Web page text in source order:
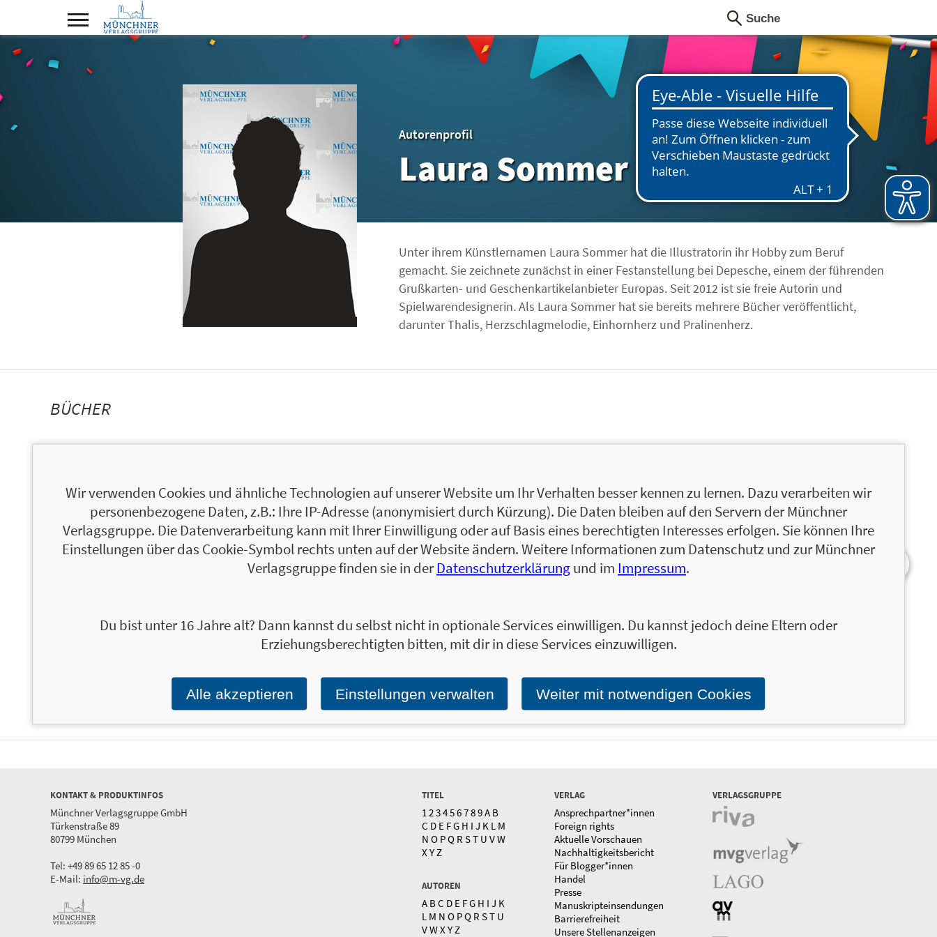
Autorenprofil
Laura Sommer
Unter ihrem Künstlernamen Laura Sommer hat die Illustratorin ihr Hobby zum Beruf
gemacht. Sie zeichnete zunächst in einer Festanstellung bei Depesche, einem der führenden
Grußkarten- und Geschenkartikelanbieter Europas. Seit 2012 ist sie freie Autorin und
Spielwarendesignerin. Als Laura Sommer hat sie bereits mehrere Bücher veröffentlicht,
darunter Thalis, Herzschlagmelodie, Einhornherz und Pralinenherz.
BÜCHER
KONTAKT & PRODUKTINFOS
Münchner Verlagsgruppe GmbH
Türkenstraße 89
80799 München
Tel: +49 89 65 12 85 -0
E-Mail: info@m-vg.de
TITEL
1 23456789A B
C D E FG H I J K L M
N O PQ R ST U VW
X Y Z
AUTOREN
A BC D E FG H I J K
L M N O PQ R ST U
VWX Y Z
VERLAG
Ansprechpartner*innen
Foreign rights
Aktuelle Vorschauen
Nachhaltigkeitsbericht
Für Blogger*innen
Handel
Presse
Manuskripteinsendungen
Barrierefreiheit
Unsere Stellenanzeigen
VERLAGSGRUPPE
Wir verwenden Cookies und ähnliche Technologien auf unserer Website um Ihr Verhalten besser kennen zu lernen. Dazu verarbeiten wir
personenbezogene Daten, z.B.: Ihre IP-Adresse (anonymisiert durch Kürzung). Die Daten bleiben auf den Servern der Münchner
Verlagsgruppe. Die Datenverarbeitung kann mit Ihrer Einwilligung oder auf Basis eines berechtigten Interesses erfolgen. Sie können Ihre
Einstellungen über das Cookie-Symbol rechts unten auf der Website ändern. Weitere Informationen zum Datenschutz und zur Münchner
Verlagsgruppe finden sie in derDatenschutzerklärungund im Impressum.
Du bist unter 16 Jahre alt? Dann kannst du selbst nicht in optionale Services einwilligen. Du kannst jedoch deine Eltern oder
Erziehungsberechtigten bitten, mit dir in diese Services einzuwilligen.
Alle akzeptieren Einstellungen verwalten Weiter mit notwendigen Cookies